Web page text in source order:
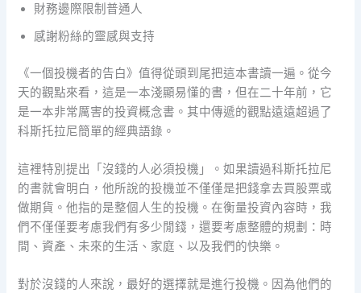
財務邊際限制普通人
感謝粉絲的靈感與支持
《一個投機者的告白》值得從頭到尾把這本書讀一遍。從今
天的觀點來看，這是一本淺顯易懂的書，但在二十年前，它
是一本非常厲害的投資概念書。其中傳遞的觀點遠遠超過了
科斯托拉尼簡單的經典語錄。
這裡特別提出「沒錢的人必須投機」。如果讀過科斯托拉尼
的書就會明白，他所說的投機並不僅僅是把錢拿去買股票或
做期貨。他指的是整個人生的投機。在衡量投資內容時，我
們不僅僅要考慮我們有多少閒錢，還要考慮整體的規劃：時
間、資產、未來的生活、家庭、以及我們的快樂。
對於沒錢的人來說，最好的選擇就是進行投機。因為他們的